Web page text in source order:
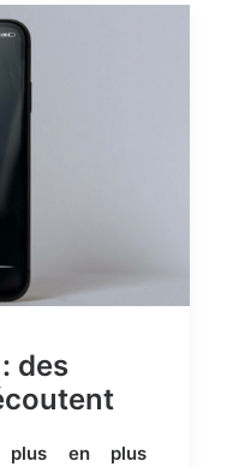
des
plus en plus